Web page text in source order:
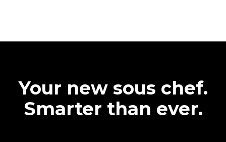
Your new sous chef.
Smarter than ever.